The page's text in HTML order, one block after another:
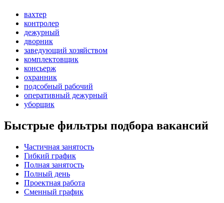
вахтер
контролер
дежурный
дворник
заведующий хозяйством
комплектовщик
консьерж
охранник
подсобный рабочий
оперативный дежурный
уборщик
Быстрые фильтры подбора вакансий
Частичная занятость
Гибкий график
Полная занятость
Полный день
Проектная работа
Сменный график